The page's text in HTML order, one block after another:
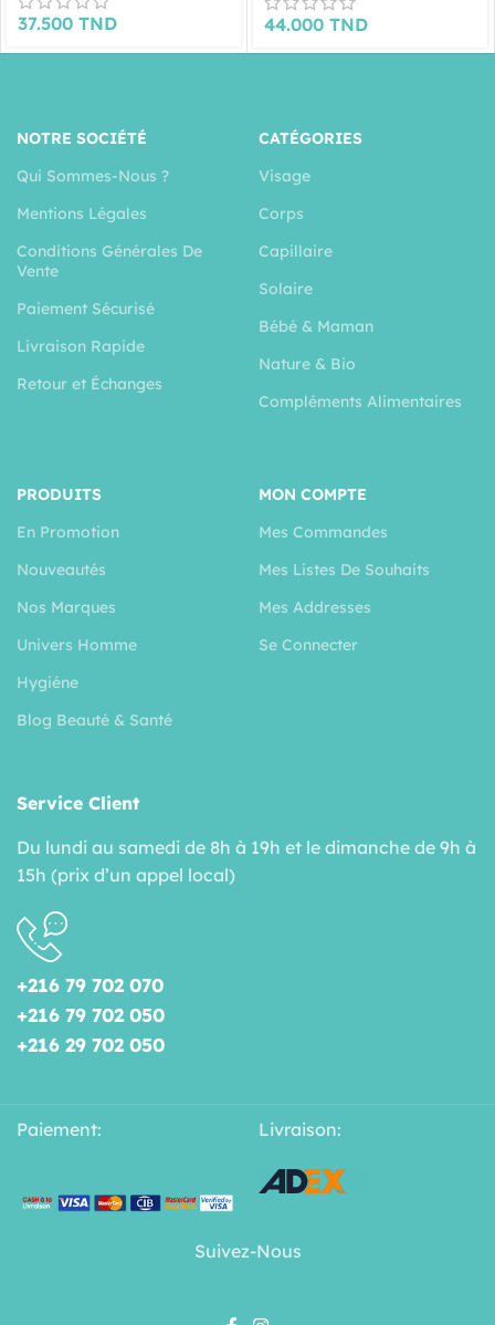
37.500 TND 44.000 TND
NOTRE SOCIÉTÉ
Qui Sommes-Nous ?
Mentions Légales
Conditions Générales De
Vente
Paiement Sécurisé
Livraison Rapide
Retour et Échanges
CATÉGORIES
Visage
Corps
Capillaire
Solaire
Bébé & Maman
Nature & Bio
Compléments Alimentaires
PRODUITS
En Promotion
Nouveautés
Nos Marques
Univers Homme
Hygiéne
Blog Beauté & Santé
MON COMPTE
Mes Commandes
Mes Listes De Souhaits
Mes Addresses
Se Connecter
Service Client
Du lundi au samedi de 8h à 19h et le dimanche de 9h à
15h (prix d’un appel local)
+216 79 702 070
+216 79 702 050
+216 29 702 050
Paiement: Livraison:
Suivez-Nous